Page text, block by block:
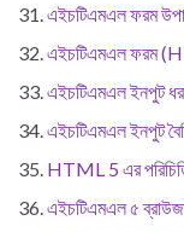
এইচটিএমএল ফরম
এইচটিএমএল ফরম
এইচটিএমএল ইনপুট
এইচটিএমএল ইনপুট
HTML 5 এর
এইচটিএমএল ৫